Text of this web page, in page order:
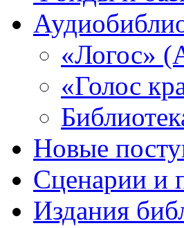
«Логос»
«Голос
Новые
Сценарии и
Издания